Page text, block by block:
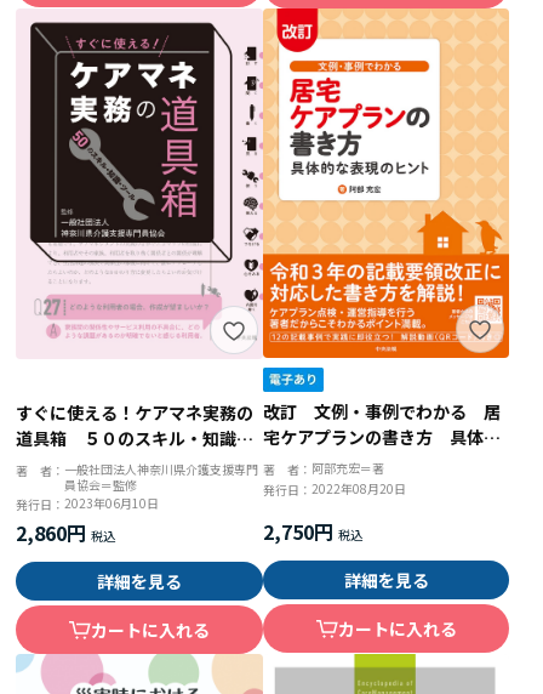
すぐに使える！ケアマネ実務の
道具箱 ５０のスキル・知識・
ツール
著 者： 一般社団法人神奈川県介護支援専門
員協会＝監修
発行日：2023年06月10日
2,860円
詳細を見る
カートに入れる
改訂 文例・事例でわかる 居
宅ケアプランの書き方 具体的
な表現のヒント
著 者： 阿部充宏＝著
発行日： 2022年08月20日
2,750円
詳細を見る
カートに入れる